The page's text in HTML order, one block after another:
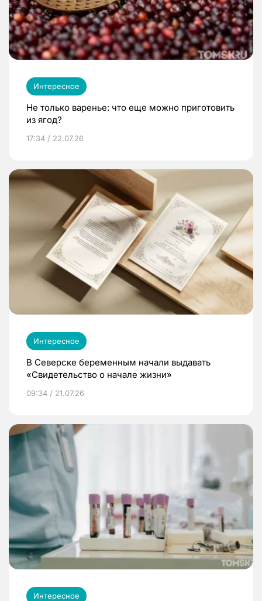
Интересное
Не только варенье: что еще можно приготовить
из ягод?
17:34 / 22.07.26
Интересное
В Северске беременным начали выдавать
«Свидетельство о начале жизни»
09:34 / 21.07.26
Интересное